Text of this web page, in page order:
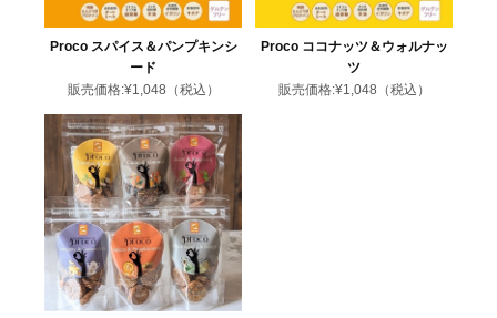
Proco スパイス＆パンプキンシ
ード
販売価格:¥1,048 （税込）
Proco ココナッツ＆ウォルナッ
ツ
販売価格:¥1,048 （税込）